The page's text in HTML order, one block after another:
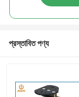
প্রস্তাবিত পণ্য